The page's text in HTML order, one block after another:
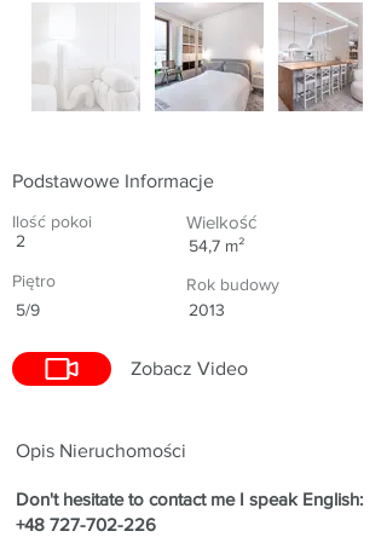
Podstawowe Informacje
Ilość pokoi
2
Piętro
5/9
Wielkość
54,7 m²
Rok budowy
2013
Zobacz Video
Opis Nieruchomości
Don't hesitate to contact me I speak English:
+48 727-702-226